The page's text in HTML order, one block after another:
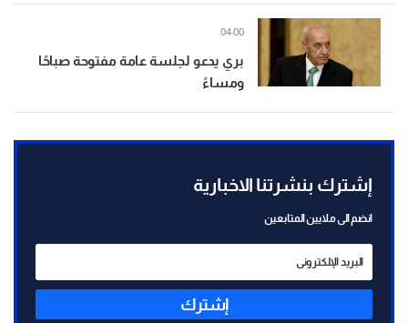
بري يدعو لجلسة عامة مفتوحة صباحًا
ومساءً
04:00
إشترك بنشرتنا الاخبارية
انضم الى ملايين المتابعين
إشترك